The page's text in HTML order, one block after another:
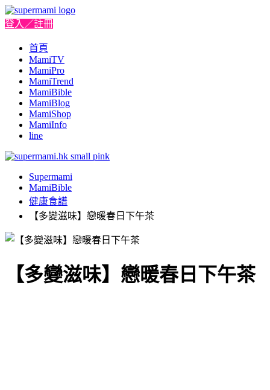
登入／註冊
首頁
MamiTV
MamiPro
MamiTrend
MamiBible
MamiBlog
MamiShop
MamiInfo
line
Supermami
MamiBible
健康食譜
【多變滋味】戀暖春日下午茶
【多變滋味】戀暖春日下午茶